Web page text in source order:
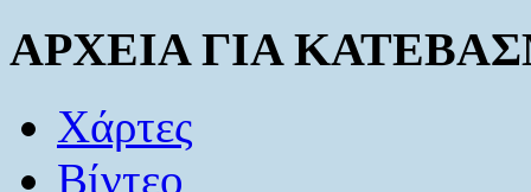
ΑΡΧΕΙΑ ΓΙΑ
Χάρτες
Βίντεο